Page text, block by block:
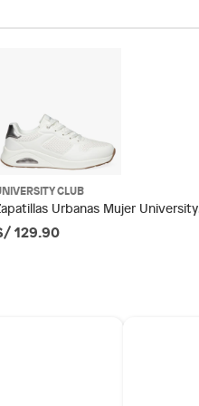
CLUB
Urbanas Mujer University
129.90